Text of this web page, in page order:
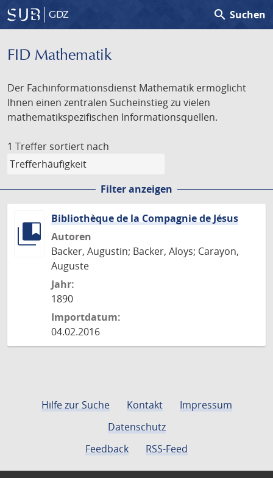
GDZ search Suchen
FID Mathematik
Der Fachinformationsdienst Mathematik ermöglicht
Ihnen einen zentralen Sucheinstieg zu vielen
mathematikspezifischen Informationsquellen.
1 Treffer sortiert nach
Filter anzeigen
Bibliothèque de la Compagnie de Jésus
Autoren
Backer, Augustin; Backer, Aloys; Carayon,
Auguste
Jahr:
1890
Importdatum:
04.02.2016
Hilfe zur Suche Kontakt
Impressum
Datenschutz
Feedback
RSS-Feed